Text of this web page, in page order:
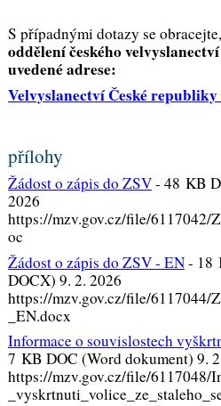
S případnými dotazy se
oddělení českého
uvedené adrese:
Velvyslanectví České
přílohy
Žádost o zápis do ZSV- 48 KB
2026
https://mzv.gov.cz/file/6117042/
oc
Žádost o zápis do ZSV - EN- 18
DOCX) 9. 2. 2026
https://mzv.gov.cz/file/6117044/
_EN.docx
Informace o souvislostech
7 KB DOC (Word dokument) 9.
https://mzv.gov.cz/file/6117048/